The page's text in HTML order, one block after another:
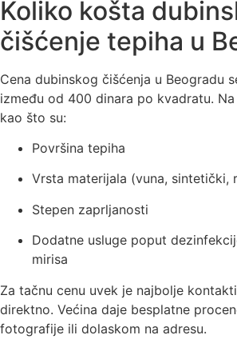
Koliko košta
čišćenje tepiha u
Cena dubinskog čišćenja u Beogradu
između od 400 dinara po kvadratu.
kao što su:
Površina tepiha
Vrsta materijala (vuna, sintetički,
Stepen zaprljanosti
Dodatne usluge poput
mirisa
Za tačnu cenu uvek je najbolje
direktno. Većina daje besplatne
fotografije ili dolaskom na adresu.